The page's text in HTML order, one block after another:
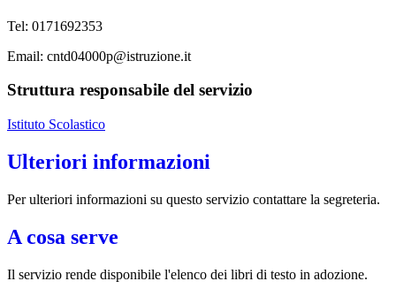
Tel: 0171692353
Email: cntd04000p@istruzione.it
Struttura responsabile del servizio
Istituto Scolastico
Ulteriori informazioni
Per ulteriori informazioni su questo servizio contattare la segreteria.
A cosa serve
Il servizio rende disponibile l'elenco dei libri di testo in adozione.